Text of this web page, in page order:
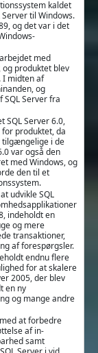
kaldet
Server til Windows.
og det var i det
med
og produktet blev
I midten af
og
Server fra
SQL Server 6.0,
produktet, da
tilgængelige i de
var også den
med Windows, og
den til et
udvikle SQL
indeholdt en
og mere
transaktioner,
af forespørgsler.
endnu flere
for at skalere
2005, der blev
en ny
og mange andre
at forbedre
af in-
samt